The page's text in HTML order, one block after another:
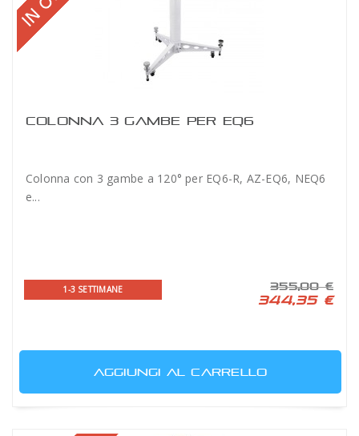
COLONNA 3 GAMBE PER EQ6
Colonna con 3 gambe a 120° per EQ6-R, AZ-EQ6, NEQ6
e...
1-3 SETTIMANE 355,00 €
344,35 €
AGGIUNGI AL CARRELLO